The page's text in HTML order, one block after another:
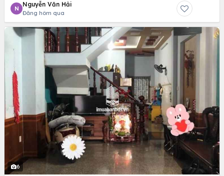
N
Nguyễn Văn Hải
Đăng hôm qua
6